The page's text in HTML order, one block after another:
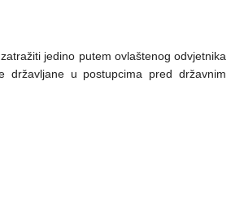
jedino putem ovlaštenog odvjetnika
državljane u postupcima pred državnim